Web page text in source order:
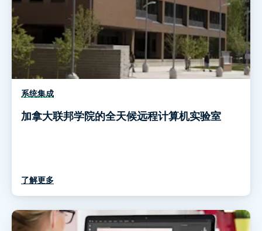
系统集成
加拿大联邦学院的全天候远程计算机实验室
了解更多